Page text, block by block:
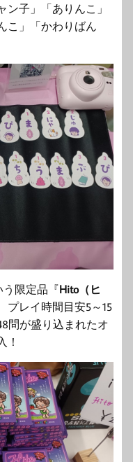
ン子」「ありんこ」
こ」「かわりばん
限定品『Hito（ヒ
プレイ時間目安5～15
問が盛り込まれたオ
！